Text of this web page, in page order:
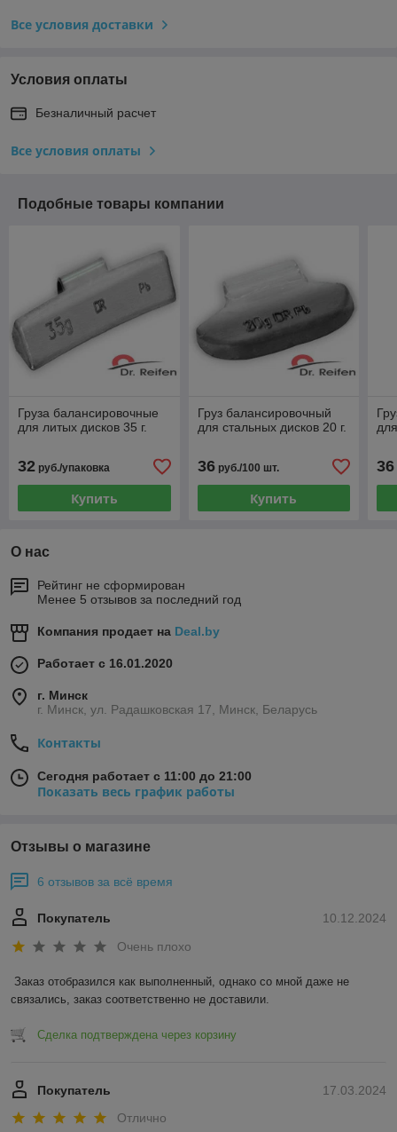
Все условия доставки
Условия оплаты
Безналичный расчет
Все условия оплаты
Подобные товары компании
Груза балансировочные
для литых дисков 35 г.
32 руб./упаковка
Купить
Груз балансировочный
для стальных дисков 20 г.
36руб./100 шт.
Купить
36
О нас
Рейтинг не сформирован
Менее 5 отзывов за последний год
Компания продает на Deal.by
Работает с 16.01.2020
г. Минск
г. Минск, ул. Радашковская 17, Минск, Беларусь
Контакты
Сегодня работает с 11:00 до 21:00
Показать весь график работы
Отзывы о магазине
6 отзывов за всё время
10.12.2024
Покупатель
Очень плохо
Заказ отобразился как выполненный, однако со мной даже не
связались, заказ соответственно не доставили.
Сделка подтверждена через корзину
17.03.2024
Покупатель
Отлично